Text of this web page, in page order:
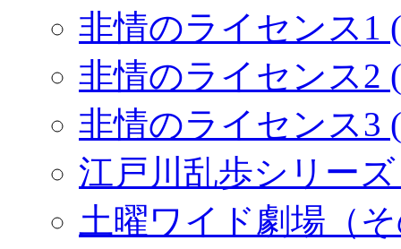
非情のライセンス1
非情のライセンス2
非情のライセンス3
江戸川乱歩シリー
土曜ワイド劇場（